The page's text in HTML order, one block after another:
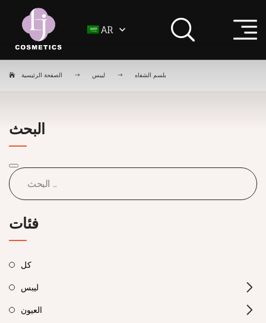
AR
الصفحة الرئيسية ليبس بلسم الشفاه
البحث
فئات
كل
ليبس
العيون